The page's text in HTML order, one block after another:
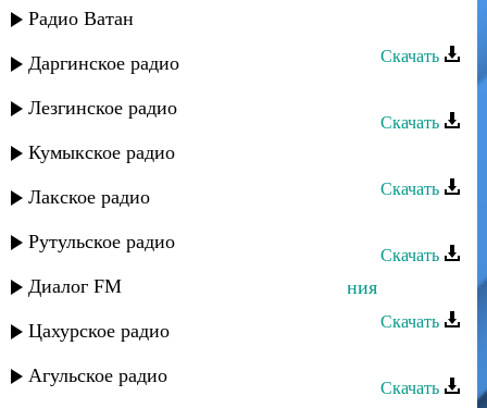
Радио Ватан
Даргинское радио
Лезгинское радио
Кумыкское радио
Лакское радио
Рутульское радио
Диалог FM
Цахурское радио
Агульское радио
Беневша - Гуьзел руш
Скачать
Скачать
Беневша - Атана лагь зи дидедиз
Скачать
Скачать
Зухра Магомедова - С Днём рождения
Скачать
Скачать